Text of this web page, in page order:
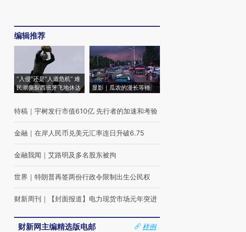
编辑推荐
“入侵”还是“人道危机” 难
民潮撕裂西班牙飞地休达
显影｜瓜农的漫长等待
特稿 ｜ 宇树发行市值610亿 先行者的加速和考验
金融 ｜ 在岸人民币兑美元汇率连日升破6.75
金融我闻 ｜ 艾路明及多名股东被拘
世界 ｜ 特朗普再签两份行政令限制出生公民权
财新周刊 ｜ 【封面报道】电力现货市场元年突进
财新网主编精选版电邮
样例